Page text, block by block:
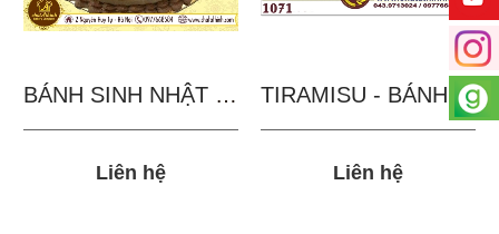
BÁNH SINH NHẬT IN...
Liên hệ
TIRAMISU - BÁNH TẶNG...
Liên hệ